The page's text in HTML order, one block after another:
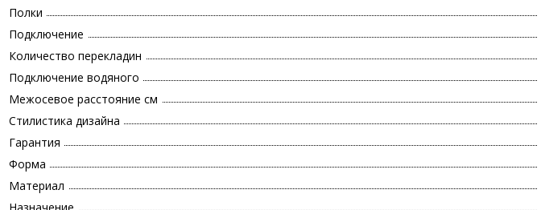
Полки
Подключение
Количество перекладин
Подключение водяного
Межосевое расстояние см
Стилистика дизайна
Гарантия
Форма
Материал